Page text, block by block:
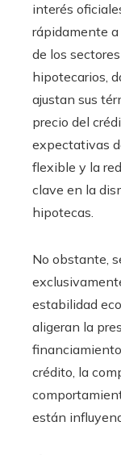
interés
rápidamente a
de los
hipotecarios,
ajustan sus
precio del
expectativas
flexible y la
clave en la
hipotecas.
No obstante,
estabilidad
aligeran la
crédito, la
están